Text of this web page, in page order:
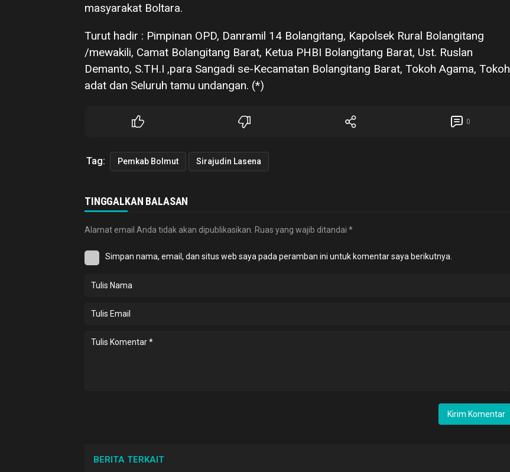
masyarakat Boltara.
Turut hadir : Pimpinan OPD, Danramil 14 Bolangitang, Kapolsek Rural Bolangitang
/mewakili, Camat Bolangitang Barat, Ketua PHBI Bolangitang Barat, Ust. Ruslan
Demanto, S.TH.I ,para Sangadi se-Kecamatan Bolangitang Barat, Tokoh Agama, Tokoh
adat dan Seluruh tamu undangan. (*)
0
Tag: Pemkab Bolmut Sirajudin Lasena
TINGGALKAN BALASAN
Alamat email Anda tidak akan dipublikasikan. Ruas yang wajib ditandai *
Simpan nama, email, dan situs web saya pada peramban ini untuk komentar saya berikutnya.
BERITA TERKAIT